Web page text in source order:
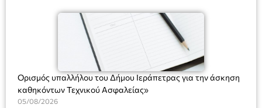
(Ν. 5314/2026).»
Ορισμός υπαλλήλου του Δήμου Ιεράπετρας για την άσκηση
καθηκόντων Τεχνικού Ασφαλείας»
05/08/2026